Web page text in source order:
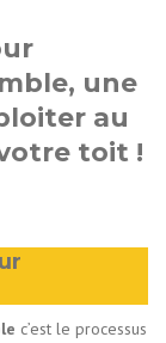
une
au
toit !
c’est le processus